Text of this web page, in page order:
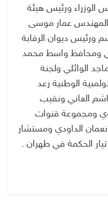
الوزراء ورئيس هيئة
المهندس عمار موسى
ورئيس ديوان الرقابة
ومحافظ واسط محمد
الوائلي ولجنة
الوطنية رعد
العاني ونقيب
ومجموعة قنوات
نعمان الداودي ومستشار
الحكمة في طهران .